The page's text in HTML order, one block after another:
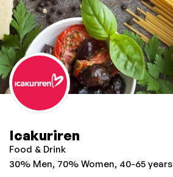
Icakuriren
Food & Drink
30% Men, 70% Women, 40-65 years